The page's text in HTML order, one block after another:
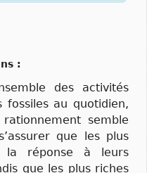
:
des activités
fossiles au quotidien,
semble
que les plus
la réponse à leurs
que les plus riches